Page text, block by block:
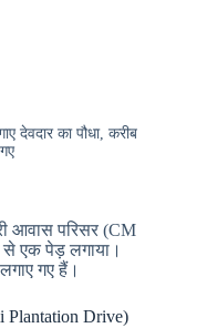
देवदार का पौधा, करीब
आवास परिसर (CM
से एक पेड़ लगाया।
गए हैं।
Plantation Drive)